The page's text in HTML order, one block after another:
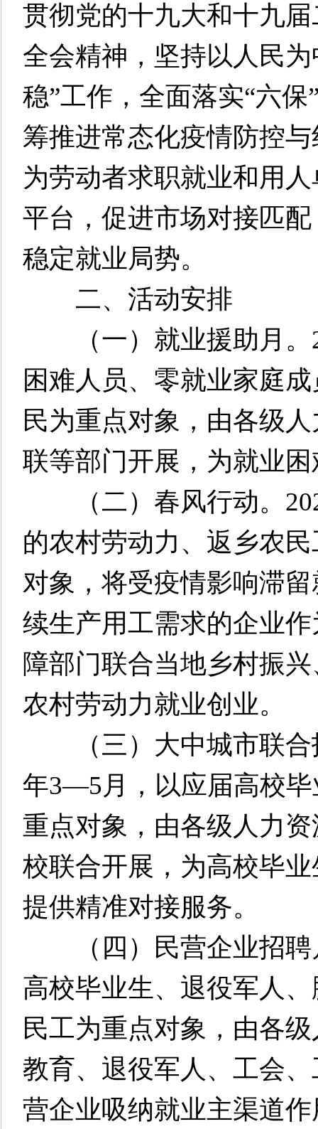
贯彻党的十九大和十九
全会精神，坚持以人民
稳”工作，全面落实“六
筹推进常态化疫情防控
为劳动者求职就业和用
平台，促进市场对接匹
稳定就业局势。
二、活动安排
（一）就业援助月。
困难人员、零就业家庭
民为重点对象，由各级
联等部门开展，为就业
（二）春风行动。
的农村劳动力、返乡农
对象，将受疫情影响滞
续生产用工需求的企业
障部门联合当地乡村振
农村劳动力就业创业。
（三）大中城市联合
年3—5月，以应届高校
重点对象，由各级人力
校联合开展，为高校毕
提供精准对接服务。
（四）民营企业招聘
高校毕业生、退役军人
民工为重点对象，由各
教育、退役军人、工会
营企业吸纳就业主渠道